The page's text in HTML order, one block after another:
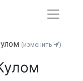
(изменить )